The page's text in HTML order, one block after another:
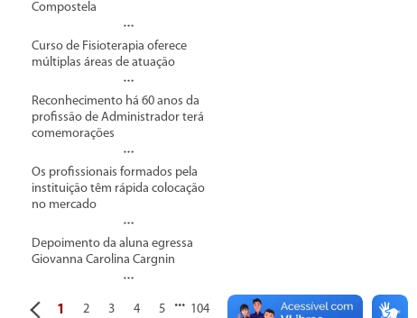
Compostela
Curso de Fisioterapia oferece
múltiplas áreas de atuação
Reconhecimento há 60 anos da
profissão de Administrador terá
comemorações
Os profissionais formados pela
instituição têm rápida colocação
no mercado
Depoimento da aluna egressa
Giovanna Carolina Cargnin
1 2 3 4 5 ... 104